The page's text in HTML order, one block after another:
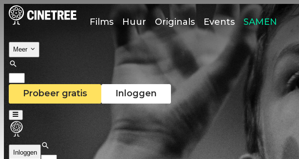
Films Huur Originals Events SAMEN
Meer
Probeer gratis Inloggen
Inloggen